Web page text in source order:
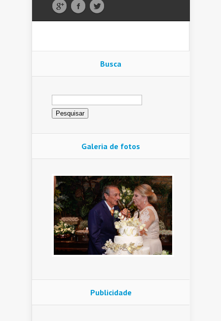
Busca
Pesquisar
por:
Galeria de fotos
Publicidade